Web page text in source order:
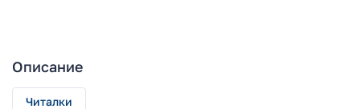
Описание
Читалки